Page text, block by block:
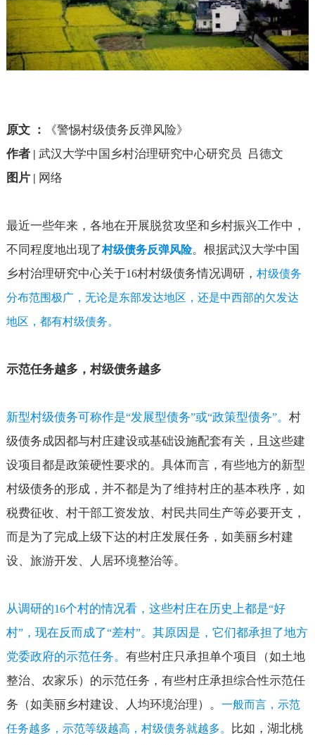
原文 ：
《警惕村级债务反弹风险》
作者| 武汉大学中国乡村治理研究中心研究员
吕德文
图片| 网络
最近一些年来，各地在开展脱贫攻坚和乡村振兴工作中，
不同程度地出现了村级债务反弹风险。根据武汉大学中国
乡村治理研究中心关于16村村级债务情况调研， 村级债务
分布范围极广，无论是东部发达地区，还是中西部的欠发达
地区，都有村级债务。
示范任务越多，村级债务越多
新型村级债务可称作是“发展型债务”或“政策型债务”。 村
级债务成因都与村庄建设或基础设施配套有关，且这些建
设项目都是政策硬性要求的。具体而言，有些地方的新型
村级债务的形成，并不都是为了维持村庄的基本秩序，如
税费征收、村干部工资发放、村民共同生产等必要开支，
而是为了完成上级下达的村庄发展任务，如美丽乡村建
设、旅游开发、人居环境整治等。
从调研的16个村的情况看，这些村庄在历史上都是“好
村”，现在反而成了“差村”。其原因是，它们都承担了地方
党委政府的示范任务。 有些村庄只承担单个项目（如土地
整治、农家乐）的示范任务，有些村庄承担综合性示范任
务（如美丽乡村建设、人均环境治理）。 一般而言，示范
任务越多，示范等级越高，村级债务就越多。
比如，湖北桃